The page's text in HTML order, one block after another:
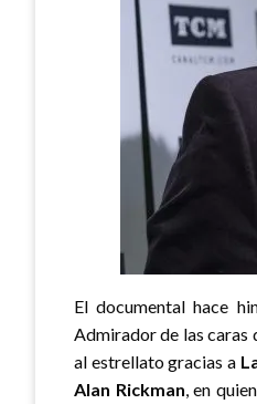
El documental hace
Admirador de las caras
al estrellato gracias a
Alan Rickman, en